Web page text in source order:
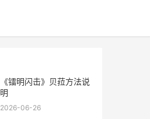
《镭明闪击》贝菈方法说
明
2026-06-26